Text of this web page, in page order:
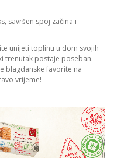
savršen spoj začina i
unijeti toplinu u dom svojih
trenutak postaje poseban.
blagdanske favorite na
vrijeme!